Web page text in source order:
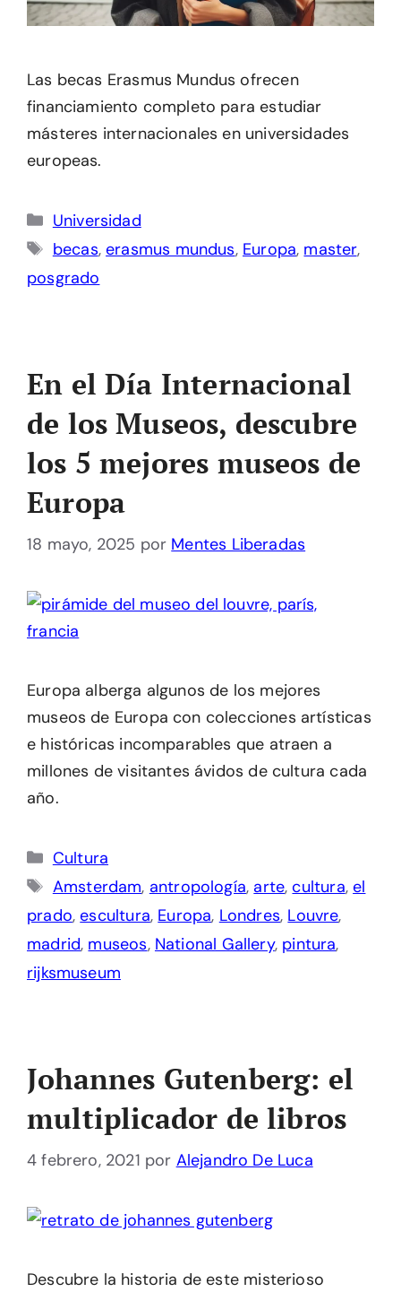
Las becas Erasmus Mundus ofrecen
financiamiento completo para estudiar
másteres internacionales en universidades
europeas.
Categorías
Universidad
Etiquetas
becas,erasmus mundus, Europa, master,
posgrado
En el Día Internacional
de los Museos, descubre
los 5 mejores museos de
Europa
18 mayo, 2025 por Mentes Liberadas
Europa alberga algunos de los mejores
museos de Europa con colecciones artísticas
e históricas incomparables que atraen a
millones de visitantes ávidos de cultura cada
año.
Categorías
Cultura
Etiquetas
Amsterdam, antropología, arte,cultura,el
prado,escultura, Europa, Londres, Louvre,
madrid, museos, National Gallery, pintura,
rijksmuseum
Johannes Gutenberg: el
multiplicador de libros
4 febrero, 2021 por Alejandro De Luca
Descubre la historia de este misterioso